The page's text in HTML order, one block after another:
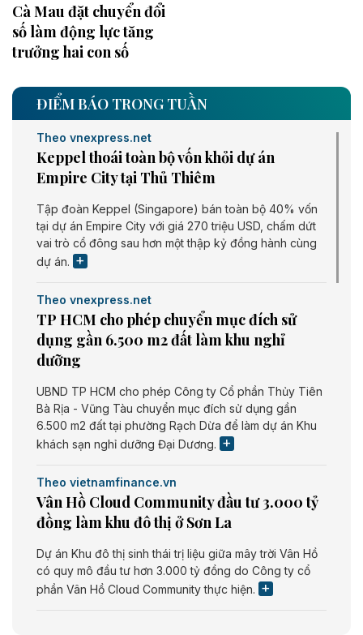
Cà Mau đặt chuyển đổi
số làm động lực tăng
trưởng hai con số
ĐIỂM BÁO TRONG TUẦN
Theo vnexpress.net
Keppel thoái toàn bộ vốn khỏi dự án
Empire City tại Thủ Thiêm
Tập đoàn Keppel (Singapore) bán toàn bộ 40% vốn
tại dự án Empire City với giá 270 triệu USD, chấm dứt
vai trò cổ đông sau hơn một thập kỷ đồng hành cùng
dự án.
Theo vnexpress.net
TP HCM cho phép chuyển mục đích sử
dụng gần 6.500 m2 đất làm khu nghỉ
dưỡng
UBND TP HCM cho phép Công ty Cổ phần Thủy Tiên
Bà Rịa - Vũng Tàu chuyển mục đích sử dụng gần
6.500 m2 đất tại phường Rạch Dừa để làm dự án Khu
khách sạn nghỉ dưỡng Đại Dương.
Theo vietnamfinance.vn
Vân Hồ Cloud Community đầu tư 3.000 tỷ
đồng làm khu đô thị ở Sơn La
Dự án Khu đô thị sinh thái trị liệu giữa mây trời Vân Hồ
có quy mô đầu tư hơn 3.000 tỷ đồng do Công ty cổ
phần Vân Hồ Cloud Community thực hiện.